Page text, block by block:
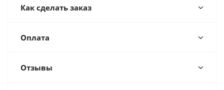
Как сделать заказ
Оплата
Отзывы